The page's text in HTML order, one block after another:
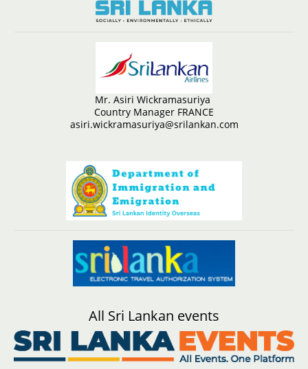
Mr. Asiri Wickramasuriya
Country Manager FRANCE
asiri.wickramasuriya@srilankan.com
All Sri Lankan events